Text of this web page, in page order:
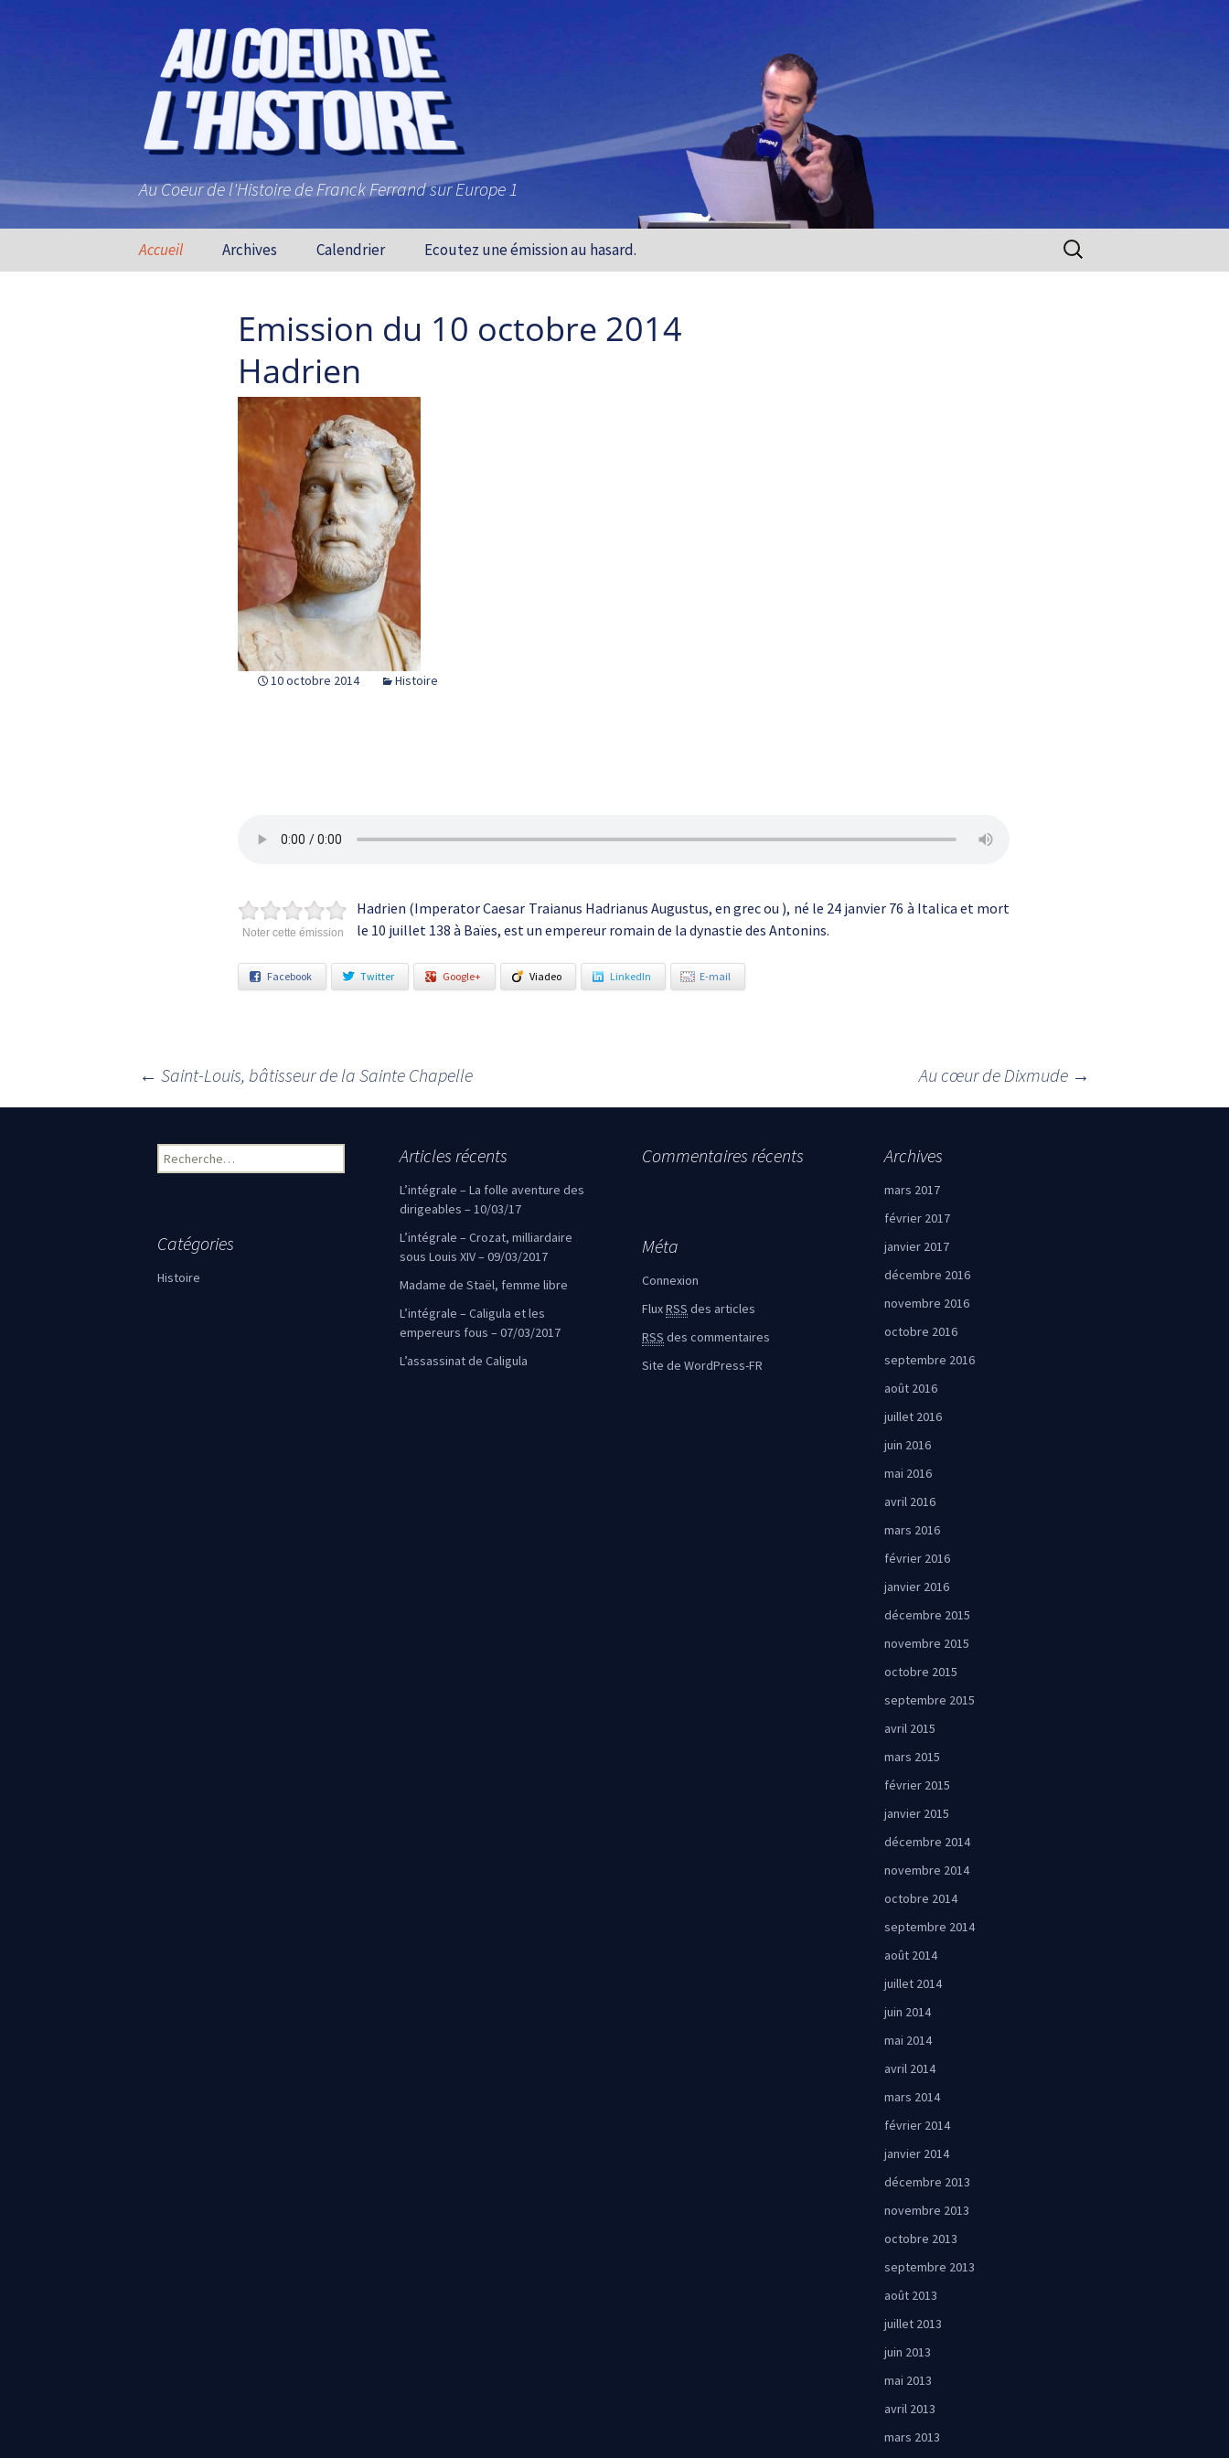
Au Coeur de l'Histoire de Franck Ferrand sur Europe 1
Aller au contenu principal
Accueil Archives Calendrier Ecoutez une émission au hasard. Rechercher :
Emission du 10 octobre 2014
Hadrien
10 octobre 2014 Histoire
Noter cette émission
Hadrien (Imperator Caesar Traianus Hadrianus Augustus, en grec ou ), né le 24 janvier 76 à Italica et mort
le 10 juillet 138 à Baïes, est un empereur romain de la dynastie des Antonins.
Facebook Twitter Google+ Viadeo LinkedIn E-mail
Navigation des articles
← Saint-Louis, bâtisseur de la Sainte Chapelle Au cœur de Dixmude →
Rechercher : Articles récents
L’intégrale – La folle aventure des
dirigeables – 10/03/17
L’intégrale – Crozat, milliardaire
sous Louis XIV – 09/03/2017
Madame de Staël, femme libre
L’intégrale – Caligula et les
empereurs fous – 07/03/2017
L’assassinat de Caligula
Commentaires récents Archives
mars 2017
février 2017
janvier 2017
décembre 2016
novembre 2016
octobre 2016
septembre 2016
août 2016
juillet 2016
juin 2016
mai 2016
avril 2016
mars 2016
février 2016
janvier 2016
décembre 2015
novembre 2015
octobre 2015
septembre 2015
avril 2015
mars 2015
février 2015
janvier 2015
décembre 2014
novembre 2014
octobre 2014
septembre 2014
août 2014
juillet 2014
juin 2014
mai 2014
avril 2014
mars 2014
février 2014
janvier 2014
décembre 2013
novembre 2013
octobre 2013
septembre 2013
août 2013
juillet 2013
juin 2013
mai 2013
avril 2013
mars 2013
Catégories
Histoire
Méta
Connexion
FluxRSS des articles
RSS des commentaires
Site de WordPress-FR